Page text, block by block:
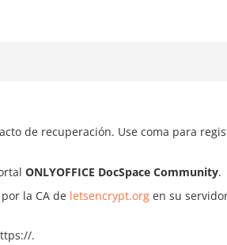
de recuperación. Use coma para
ONLYOFFICE DocSpace Community.
la CA de letsencrypt.org en su
.